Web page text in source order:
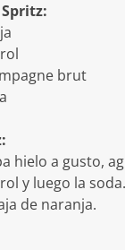
brut
hielo a gusto,
y luego la
de naranja.